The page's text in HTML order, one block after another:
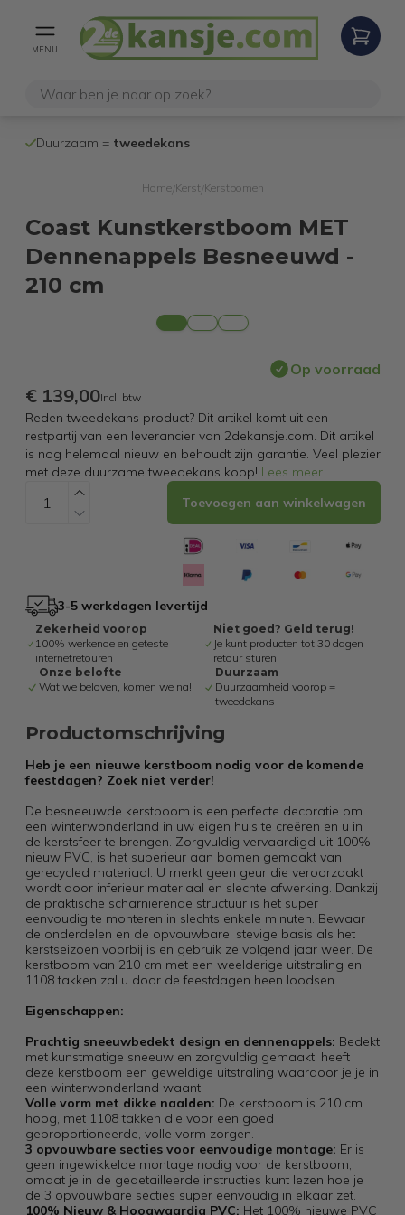
MENU
Duurzaam = tweedekans
Home/ Kerst Kerstbomen
Coast Kunstkerstboom MET
Dennenappels Besneeuwd -
210 cm
Op voorraad
€ 139,00Incl. btw
Reden tweedekans product? Dit artikel komt uit een
restpartij van een leverancier van 2dekansje.com. Dit artikel
is nog helemaal nieuw en behoudt zijn garantie. Veel plezier
met deze duurzame tweedekans koop! Lees meer...
Toevoegen aan winkelwagen
3-5 werkdagen levertijd
Zekerheid voorop
100% werkende en geteste
internetretouren
Niet goed? Geld terug!
Je kunt producten tot 30 dagen
retour sturen
Onze belofte
Wat we beloven, komen we na!
Duurzaam
Duurzaamheid voorop =
tweedekans
Productomschrijving
Heb je een nieuwe kerstboom nodig voor de komende
feestdagen? Zoek niet verder!
De besneeuwde kerstboom is een perfecte decoratie om
een winterwonderland in uw eigen huis te creëren en u in
de kerstsfeer te brengen. Zorgvuldig vervaardigd uit 100%
nieuw PVC, is het superieur aan bomen gemaakt van
gerecycled materiaal. U merkt geen geur die veroorzaakt
wordt door inferieur materiaal en slechte afwerking. Dankzij
de praktische scharnierende structuur is het super
eenvoudig te monteren in slechts enkele minuten. Bewaar
de onderdelen en de opvouwbare, stevige basis als het
kerstseizoen voorbij is en gebruik ze volgend jaar weer. De
kerstboom van 210 cm met een weelderige uitstraling en
1108 takken zal u door de feestdagen heen loodsen.
Eigenschappen:
Prachtig sneeuwbedekt design en dennenappels: Bedekt
met kunstmatige sneeuw en zorgvuldig gemaakt, heeft
deze kerstboom een geweldige uitstraling waardoor je je in
een winterwonderland waant.
Volle vorm met dikke naalden: De kerstboom is 210 cm
hoog, met 1108 takken die voor een goed
geproportioneerde, volle vorm zorgen.
3 opvouwbare secties voor eenvoudige montage: Er is
geen ingewikkelde montage nodig voor de kerstboom,
omdat je in de gedetailleerde instructies kunt lezen hoe je
de 3 opvouwbare secties super eenvoudig in elkaar zet.
100% Nieuw & Hoogwaardig PVC: Het 100% nieuwe PVC